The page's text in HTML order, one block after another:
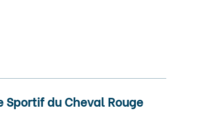
Sportif du Cheval Rouge